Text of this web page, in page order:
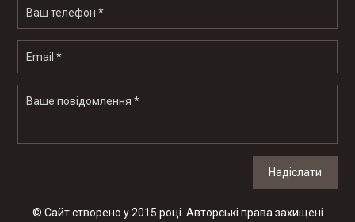
Надіслати
© Сайт створено у 2015 році. Авторські права захищені